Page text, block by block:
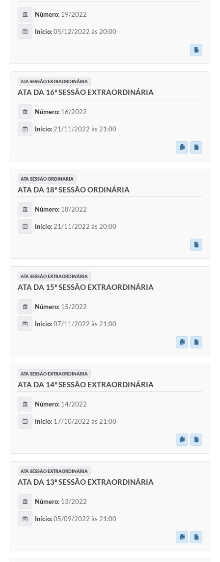
Número: 19/2022
Início:05/12/2022 às 20:00
ATA SESSÃO EXTRAORDINÁRIA
ATA DA 16ª SESSÃO EXTRAORDINÁRIA
Número: 16/2022
Início: 21/11/2022 às 21:00
ATA SESSÃO ORDINÁRIA
ATA DA 18ª SESSÃO ORDINÁRIA
Número: 18/2022
Início: 21/11/2022 às 20:00
ATA SESSÃO EXTRAORDINÁRIA
ATA DA 15ª SESSÃO EXTRAORDINÁRIA
Número: 15/2022
Início:07/11/2022 às 21:00
ATA SESSÃO EXTRAORDINÁRIA
ATA DA 14ª SESSÃO EXTRAORDINÁRIA
Número: 14/2022
Início: 17/10/2022 às 21:00
ATA SESSÃO EXTRAORDINÁRIA
ATA DA 13ª SESSÃO EXTRAORDINÁRIA
Número: 13/2022
Início:05/09/2022 às 21:00